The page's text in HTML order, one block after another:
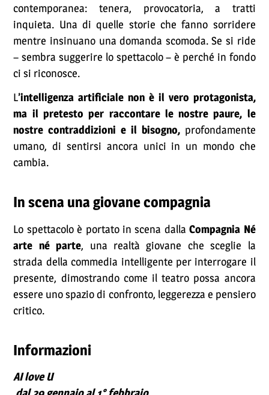
contemporanea: tenera, provocatoria, a tratti
inquieta. Una di quelle storie che fanno sorridere
mentre insinuano una domanda scomoda. Se si ride
– sembra suggerire lo spettacolo – è perché in fondo
ci si riconosce.
L’intelligenza artificiale non è il vero protagonista,
ma il pretesto per raccontare le nostre paure, le
nostre contraddizioni e il bisogno,profondamente
umano, di sentirsi ancora unici in un mondo che
cambia.
In scena una giovane compagnia
Lo spettacolo è portato in scena dalla Compagnia Né
arte né parte, una realtà giovane che sceglie la
strada della commedia intelligente per interrogare il
presente, dimostrando come il teatro possa ancora
essere uno spazio di confronto, leggerezza e pensiero
critico.
Informazioni
AI love U